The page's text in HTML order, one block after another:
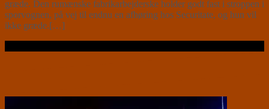
græde. Den rumænske fabrikarbejderske holder godt fast i stroppen i
sporvognen, på vej til endnu en afhøring hos Securitate, og hun vil
ikke græde.[…]